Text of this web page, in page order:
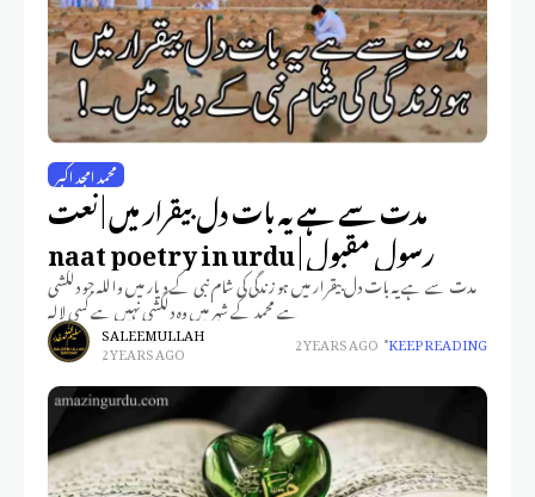
محمد امجد اکبر
مدت سے ہے یہ بات دل بیقرار میں | نعت
رسول مقبول | naat poetry in urdu
مدت سے ہے یہ بات دل بیقرار میں ہو زندگی کی شام نبی کے دیار میں واللہ جو دلکشی
ہے محمد کے شہر میں وہ دلکشی نہیں ہے کسی لالہ
SALEEM ULLAH
2 YEARS AGO 2 YEARS AGO KEEP READING